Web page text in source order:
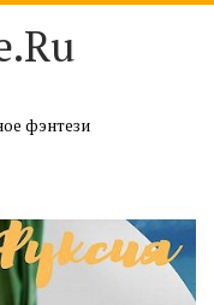
фэнтези